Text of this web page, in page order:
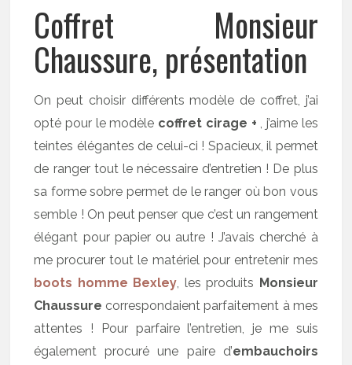
Coffret Monsieur
Chaussure, présentation
On peut choisir différents modèle de coffret, j’ai
opté pour le modèle coffret cirage + , j’aime les
teintes élégantes de celui-ci ! Spacieux, il permet
de ranger tout le nécessaire d’entretien ! De plus
sa forme sobre permet de le ranger où bon vous
semble ! On peut penser que c’est un rangement
élégant pour papier ou autre ! J’avais cherché à
me procurer tout le matériel pour entretenir mes
boots homme Bexley, les produits Monsieur
Chaussure correspondaient parfaitement à mes
attentes ! Pour parfaire l’entretien, je me suis
également procuré une paire d’embauchoirs